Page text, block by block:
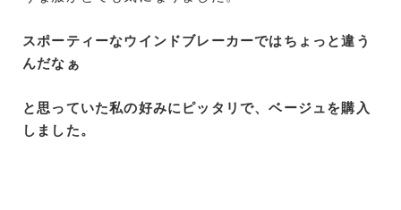
スポーティーなウインドブレーカーではちょっと違う
んだなぁ
と思っていた私の好みにピッタリで、ベージュを購入
しました。